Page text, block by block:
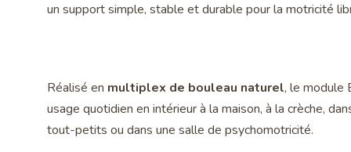
un support simple, stable et durable pour la motricité
Réalisé en multiplex de bouleau naturel, le module
usage quotidien en intérieur à la maison, à la crèche,
tout-petits ou dans une salle de psychomotricité.